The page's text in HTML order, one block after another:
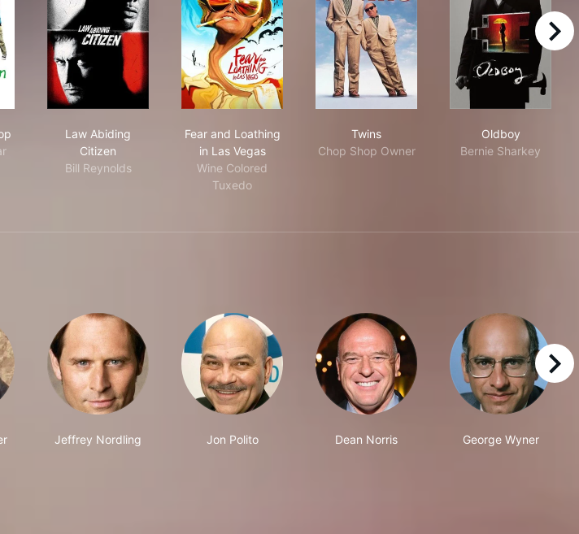
Law Abiding
Citizen
Bill Reynolds
Fear and Loathing
in Las Vegas
Wine Colored
Tuxedo
Twins
Chop Shop Owner
Oldboy
Bernie Sharkey
right
Jeffrey Nordling Jon Polito Dean Norris George Wyner
right